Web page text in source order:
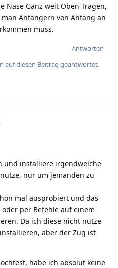
Nase Ganz weit Oben Tragen,
Anfängern von Anfang an
muss.
Antworten
auf diesen Beitrag geantwortet.
und installiere irgendwelche
nur um jemanden zu
mal ausprobiert und das
per Befehle auf einem
Da ich diese nicht nutze
aber der Zug ist
habe ich absolut keine